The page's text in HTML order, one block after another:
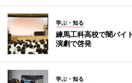
学ぶ・知る
練馬工科高校で闇バイ
演劇で啓発
学ぶ・知る